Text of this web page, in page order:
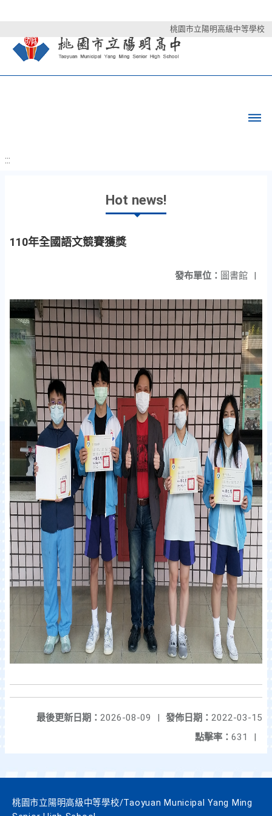
桃園市立陽明高級中等學校
:::
Hot news!
110年全國語文競賽獲獎
發布單位： 圖書館 |
發佈日期： 2022-03-15
最後更新日期： 2026-08-09
|
點擊率： 631 |
桃園市立陽明高級中等學校/Taoyuan Municipal Yang Ming